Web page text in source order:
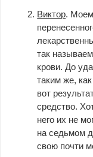
Виктор.
так
крови. До
таким же,
вот
средство.
него их не
на седьмом
свою почти